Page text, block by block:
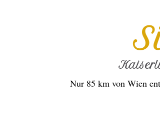
Nur 85 km von Wien